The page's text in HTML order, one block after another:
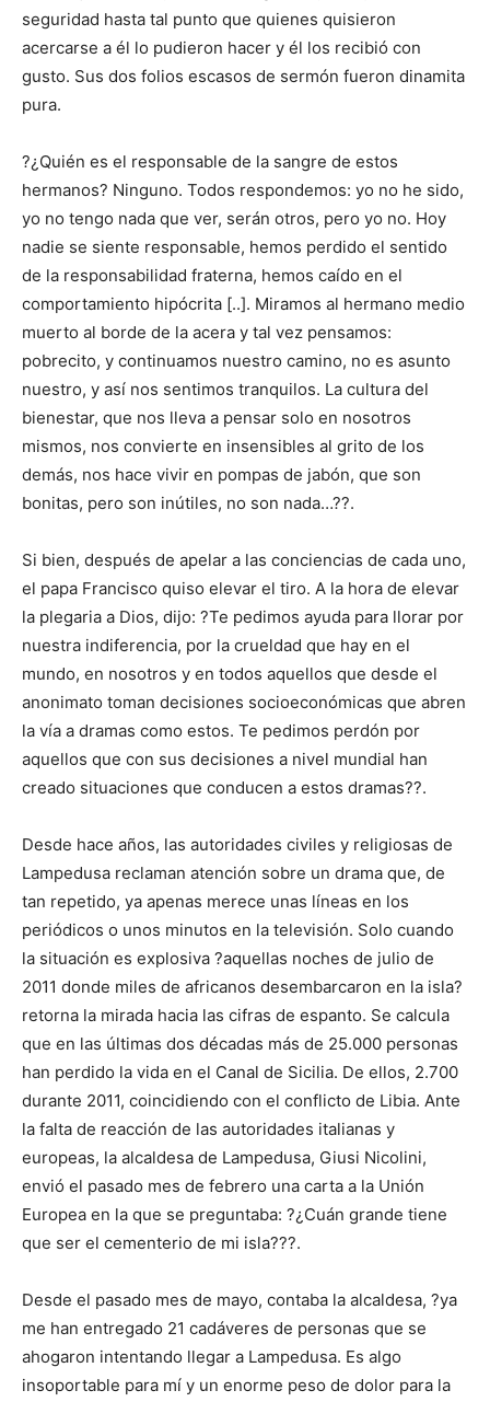
seguridad hasta tal punto que quienes quisieron
acercarse a él lo pudieron hacer y él los recibió con
gusto. Sus dos folios escasos de sermón fueron dinamita
pura.
?¿Quién es el responsable de la sangre de estos
hermanos? Ninguno. Todos respondemos: yo no he sido,
yo no tengo nada que ver, serán otros, pero yo no. Hoy
nadie se siente responsable, hemos perdido el sentido
de la responsabilidad fraterna, hemos caído en el
comportamiento hipócrita [..]. Miramos al hermano medio
muerto al borde de la acera y tal vez pensamos:
pobrecito, y continuamos nuestro camino, no es asunto
nuestro, y así nos sentimos tranquilos. La cultura del
bienestar, que nos lleva a pensar solo en nosotros
mismos, nos convierte en insensibles al grito de los
demás, nos hace vivir en pompas de jabón, que son
bonitas, pero son inútiles, no son nada…??.
Si bien, después de apelar a las conciencias de cada uno,
el papa Francisco quiso elevar el tiro. A la hora de elevar
la plegaria a Dios, dijo: ?Te pedimos ayuda para llorar por
nuestra indiferencia, por la crueldad que hay en el
mundo, en nosotros y en todos aquellos que desde el
anonimato toman decisiones socioeconómicas que abren
la vía a dramas como estos. Te pedimos perdón por
aquellos que con sus decisiones a nivel mundial han
creado situaciones que conducen a estos dramas??.
Desde hace años, las autoridades civiles y religiosas de
Lampedusa reclaman atención sobre un drama que, de
tan repetido, ya apenas merece unas líneas en los
periódicos o unos minutos en la televisión. Solo cuando
la situación es explosiva ?aquellas noches de julio de
2011 donde miles de africanos desembarcaron en la isla?
retorna la mirada hacia las cifras de espanto. Se calcula
que en las últimas dos décadas más de 25.000 personas
han perdido la vida en el Canal de Sicilia. De ellos, 2.700
durante 2011, coincidiendo con el conflicto de Libia. Ante
la falta de reacción de las autoridades italianas y
europeas, la alcaldesa de Lampedusa, Giusi Nicolini,
envió el pasado mes de febrero una carta a la Unión
Europea en la que se preguntaba: ?¿Cuán grande tiene
que ser el cementerio de mi isla???.
Desde el pasado mes de mayo, contaba la alcaldesa, ?ya
me han entregado 21 cadáveres de personas que se
ahogaron intentando llegar a Lampedusa. Es algo
insoportable para mí y un enorme peso de dolor para la